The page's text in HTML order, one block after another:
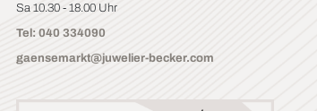
Sa 10.30 - 18.00 Uhr
Tel: 040 334090
gaensemarkt@juwelier-becker.com